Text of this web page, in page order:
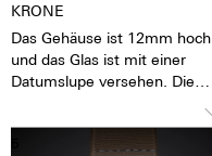
KRONE
Das Gehäuse ist 12mm hoch
und das Glas ist mit einer
Datumslupe versehen. Die
präzise drehen, damit das
Stellen der Uhr mit großer